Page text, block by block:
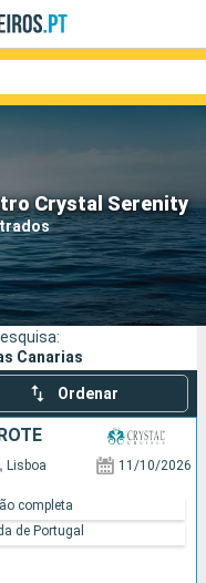
Crystal Serenity
Companhias
Canarias
Ordenar
Lisboa 11/10/2026
completa
de Portugal